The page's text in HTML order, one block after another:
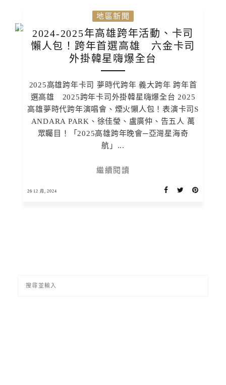
地區新聞
2024-2025年高雄跨年活動、卡司
懶人包！跨年首選高雄 六金卡司
外掛韓星嗨爆全台
2025高雄跨年卡司 夢時代跨年 義大跨年 跨年首
選高雄 2025跨年卡司外掛韓星嗨爆全台 2025
高雄夢時代跨年演唱會、煙火懶人包！表演卡司S
ANDARA PARK、徐佳瑩、盧廣仲、告五人 萬
眾矚目！「2025高雄跨年晚會─亞灣星海奇
航」...
繼續閱讀
26 12 月, 2024